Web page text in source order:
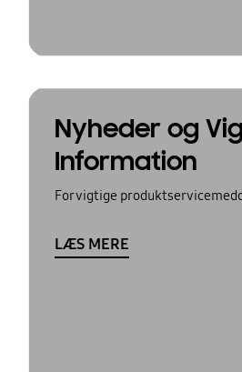
Nyheder og
Information
For vigtige
LÆS MERE